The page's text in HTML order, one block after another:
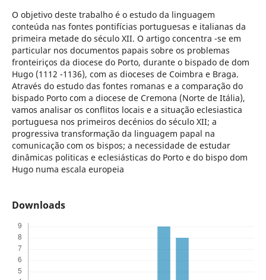
O objetivo deste trabalho é o estudo da linguagem
conteúda nas fontes pontifícias portuguesas e italianas da
primeira metade do século XII. O artigo concentra -se em
particular nos documentos papais sobre os problemas
fronteiriços da diocese do Porto, durante o bispado de dom
Hugo (1112 -1136), com as dioceses de Coimbra e Braga.
Através do estudo das fontes romanas e a comparação do
bispado Porto com a diocese de Cremona (Norte de Itália),
vamos analisar os conflitos locais e a situação eclesiastica
portuguesa nos primeiros decénios do século XII; a
progressiva transformação da linguagem papal na
comunicação com os bispos; a necessidade de estudar
dinâmicas politicas e eclesiásticas do Porto e do bispo dom
Hugo numa escala europeia
Downloads